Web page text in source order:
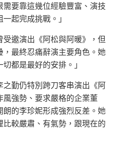
要靠這幾位經驗豐富、演技
起完成挑戰。」
邀演出《阿松與阿暖》，但
最終忍痛辭演主要角色。她
都是最好的安排。」
勤仍特別跨刀客串演出《阿
強勢、要求嚴格的企業董
的李珍妮形成強烈反差。她
較嚴肅、有氣勢，跟現在的